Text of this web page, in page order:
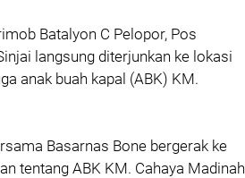
Batalyon C Pelopor, Pos
langsung diterjunkan ke lokasi
anak buah kapal (ABK) KM.
Basarnas Bone bergerak ke
tentang ABK KM. Cahaya Madinah